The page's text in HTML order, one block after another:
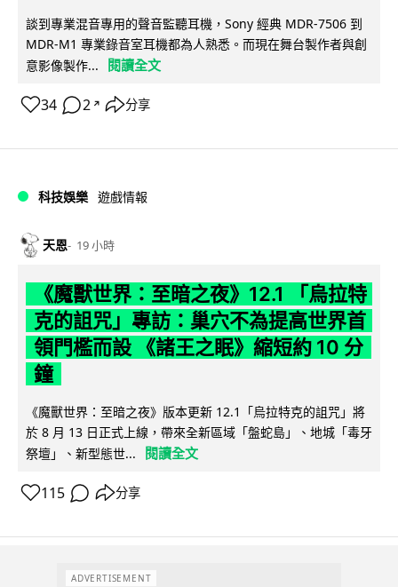
談到專業混音專用的聲音監聽耳機，Sony 經典 MDR-7506 到
MDR-M1 專業錄音室耳機都為人熟悉。而現在舞台製作者與創
意影像製作...
閱讀全文
34 2 ↗ 分享
科技娛樂 遊戲情報
天恩 19 小時
《魔獸世界：至暗之夜》12.1 「烏拉特
克的詛咒」專訪：巢穴不為提高世界首
領門檻而設 《諸王之眠》縮短約 10 分
鐘
《魔獸世界：至暗之夜》版本更新 12.1「烏拉特克的詛咒」將
於 8 月 13 日正式上線，帶來全新區域「盤蛇島」、地城「毒牙
祭壇」、新型態世...
閱讀全文
115 分享
ADVERTISEMENT